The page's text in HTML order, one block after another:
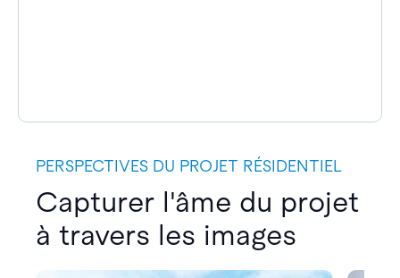
PERSPECTIVES DU PROJET RÉSIDENTIEL
Capturer l'âme du projet
à travers les images